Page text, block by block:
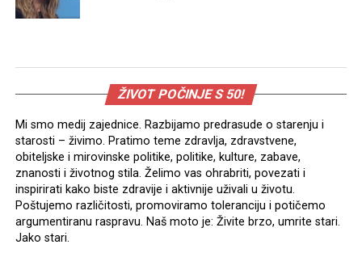
ŽIVOT POČINJE S 50!
Mi smo medij zajednice. Razbijamo predrasude o starenju i
starosti – živimo. Pratimo teme zdravlja, zdravstvene,
obiteljske i mirovinske politike, politike, kulture, zabave,
znanosti i životnog stila. Želimo vas ohrabriti, povezati i
inspirirati kako biste zdravije i aktivnije uživali u životu.
Poštujemo različitosti, promoviramo toleranciju i potičemo
argumentiranu raspravu. Naš moto je: Živite brzo, umrite stari.
Jako stari.